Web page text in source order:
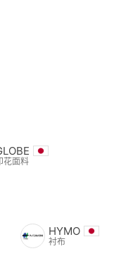
花面料
HYMO
衬布